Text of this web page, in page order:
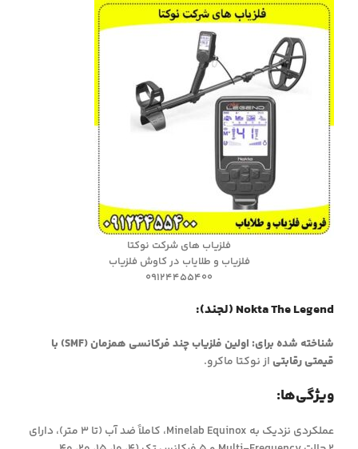
فلزیاب های شرکت نوکتا
فلزیاب و طلایاب در کاوش فلزیاب
09124455400
Nokta The Legend (لجند):
شناخته شده برای:
اولین فلزیاب چند فرکانسی همزمان (SMF) با
قیمتی رقابتیاز نوکتا ماکرو.
ویژگی‌ها:
عملکردی نزدیک به Minelab Equinox، کاملاً ضد آب (تا 3 متر)، دارای